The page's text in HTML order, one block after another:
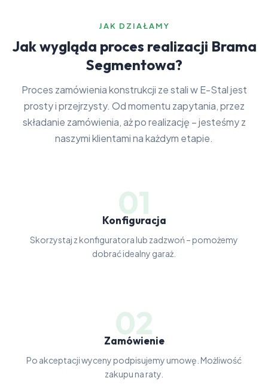
JAK DZIAŁAMY
Jak wygląda proces realizacji Brama
Segmentowa?
Proces zamówienia konstrukcji ze stali w E-Stal jest
prosty i przejrzysty. Od momentu zapytania, przez
składanie zamówienia, aż po realizację – jesteśmy z
naszymi klientami na każdym etapie.
01
Konfiguracja
Skorzystaj z konfiguratora lub zadzwoń – pomożemy
dobrać idealny garaż.
02
Zamówienie
Po akceptacji wyceny podpisujemy umowę. Możliwość
zakupu na raty.